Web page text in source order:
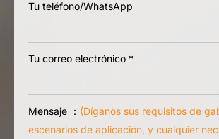
Tu teléfono/WhatsApp
Tu correo electrónico *